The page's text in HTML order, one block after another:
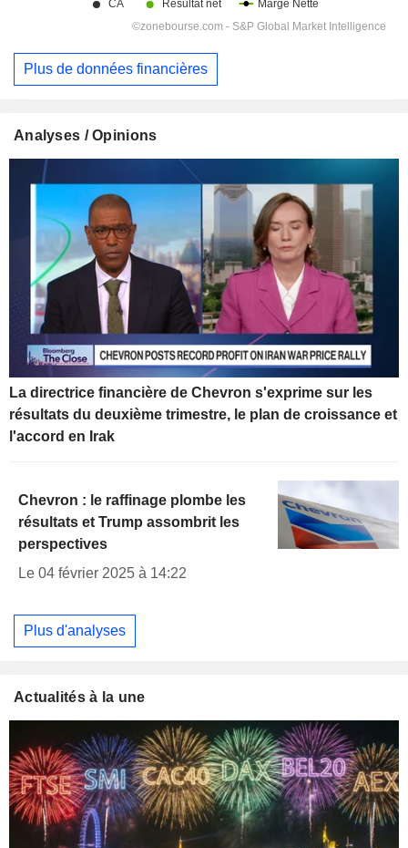
Plus de données financières
Analyses / Opinions
La directrice financière de Chevron s'exprime sur les
résultats du deuxième trimestre, le plan de croissance et
l'accord en Irak
Chevron : le raffinage plombe les
résultats et Trump assombrit les
perspectives
Le 04 février 2025 à 14:22
Plus d'analyses
Actualités à la une